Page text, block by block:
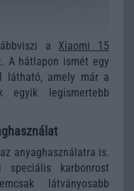
a Xiaomi 15
A hátlapon ismét egy
látható, amely már a
egyik legismertebb
anyaghasználatra is.
karbonrost
látványosabb